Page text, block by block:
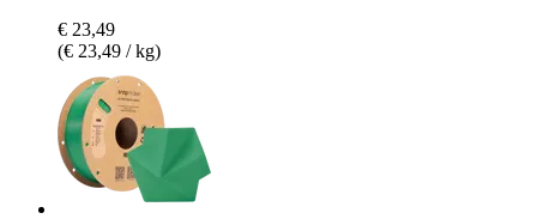
€ 23,49
(€ 23,49 / kg)